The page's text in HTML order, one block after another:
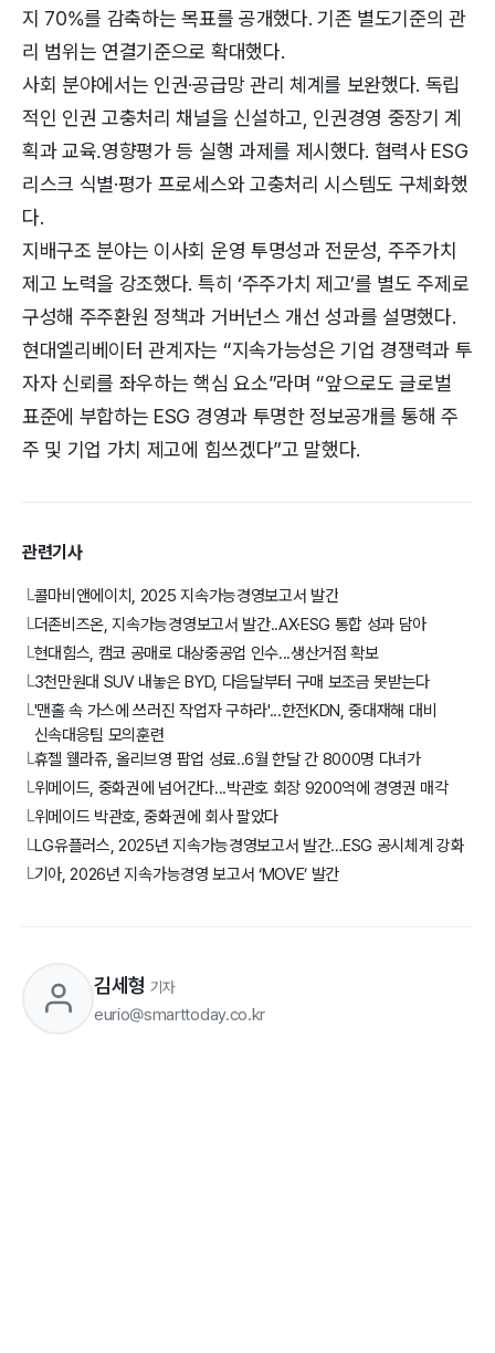
지 70%를 감축하는 목표를 공개했다. 기존 별도기준의 관
리 범위는 연결기준으로 확대했다.
사회 분야에서는 인권·공급망 관리 체계를 보완했다. 독립
적인 인권 고충처리 채널을 신설하고, 인권경영 중장기 계
획과 교육․영향평가 등 실행 과제를 제시했다. 협력사 ESG
리스크 식별·평가 프로세스와 고충처리 시스템도 구체화했
다.
지배구조 분야는 이사회 운영 투명성과 전문성, 주주가치
제고 노력을 강조했다. 특히 ‘주주가치 제고’를 별도 주제로
구성해 주주환원 정책과 거버넌스 개선 성과를 설명했다.
현대엘리베이터 관계자는 “지속가능성은 기업 경쟁력과 투
자자 신뢰를 좌우하는 핵심 요소”라며 “앞으로도 글로벌
표준에 부합하는 ESG 경영과 투명한 정보공개를 통해 주
주 및 기업 가치 제고에 힘쓰겠다”고 말했다.
관련기사
└콜마비앤에이치, 2025 지속가능경영보고서 발간
└더존비즈온, 지속가능경영보고서 발간..AX·ESG 통합 성과 담아
└현대힘스, 캠코 공매로 대상중공업 인수...생산거점 확보
└3천만원대 SUV 내놓은 BYD, 다음달부터 구매 보조금 못받는다
└'맨홀 속 가스에 쓰러진 작업자 구하라'...한전KDN, 중대재해 대비
신속대응팀 모의훈련
└휴젤 웰라쥬, 올리브영 팝업 성료..6월 한달 간 8000명 다녀가
└위메이드, 중화권에 넘어간다...박관호 회장 9200억에 경영권 매각
└위메이드 박관호, 중화권에 회사 팔았다
└LG유플러스, 2025년 지속가능경영보고서 발간…ESG 공시체계 강화
└기아, 2026년 지속가능경영 보고서 ‘MOVE’ 발간
김세형 기자
eurio@smarttoday.co.kr